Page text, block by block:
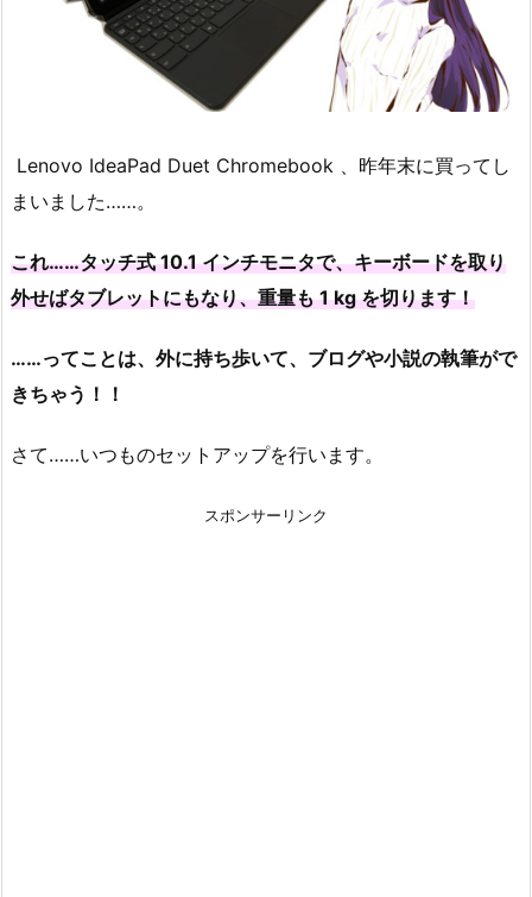
Lenovo IdeaPad Duet Chromebook 、昨年末に買ってし
まいました……。
これ……タッチ式 10.1 インチモニタで、キーボードを取り
外せばタブレットにもなり、重量も 1 kg を切ります！
……ってことは、外に持ち歩いて、ブログや小説の執筆がで
きちゃう！！
さて……いつものセットアップを行います。
スポンサーリンク